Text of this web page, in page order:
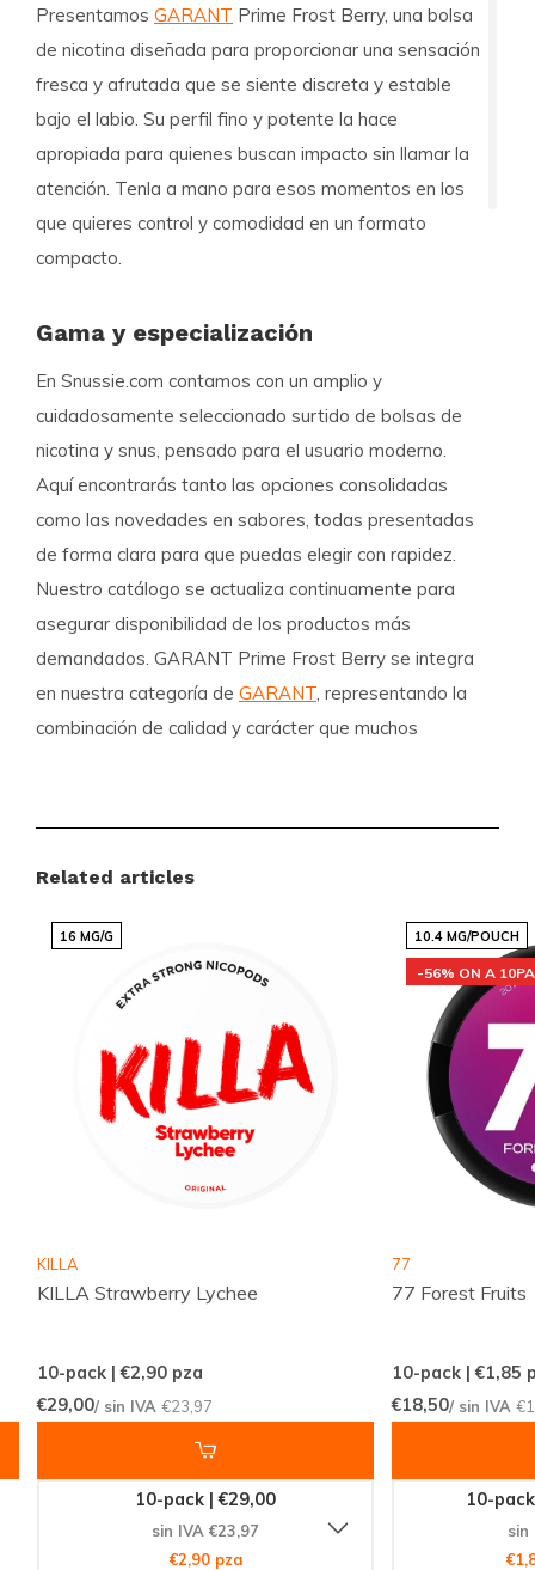
Presentamos GARANT Prime Frost Berry, una bolsa
de nicotina diseñada para proporcionar una sensación
fresca y afrutada que se siente discreta y estable
bajo el labio. Su perfil fino y potente la hace
apropiada para quienes buscan impacto sin llamar la
atención. Tenla a mano para esos momentos en los
que quieres control y comodidad en un formato
compacto.
Gama y especialización
En Snussie.com contamos con un amplio y
cuidadosamente seleccionado surtido de bolsas de
nicotina y snus, pensado para el usuario moderno.
Aquí encontrarás tanto las opciones consolidadas
como las novedades en sabores, todas presentadas
de forma clara para que puedas elegir con rapidez.
Nuestro catálogo se actualiza continuamente para
asegurar disponibilidad de los productos más
demandados. GARANT Prime Frost Berry se integra
en nuestra categoría de GARANT, representando la
combinación de calidad y carácter que muchos
Ventajas para clientes
Envíos internacionales rápidos y fiables
Un surtido con precios competitivos y marcas
populares
Nuevos sabores y variantes añadidos con
Compra sencilla y ágil mediante una tienda
online clara
Servicio de atención al cliente disponible cuando
lo necesites
actualizado, comunicación clara y alta disponibilidad,
para que sepas siempre qué esperar. Gracias a
profesionalmente curada, pedir snus y bolsas de
nicotina resulta cómodo, predecible y confiable.
Ofrecemos un espacio discreto y de confianza para
quienes desean disfrutar con criterio.
Perfil del producto
Related articles
16 MG/G
KILLA
KILLA Strawberry Lychee
10-pack | €2,90 pza
€29,00/ sin IVA€23,97
10-pack | €29,00
sin IVA €23,97
€2,90 pza
10.4 MG/POUCH
-56% ON A
77
77 Forest Fruits
10-pack | €1,85
€18,50/ sin IVA
10-
sin